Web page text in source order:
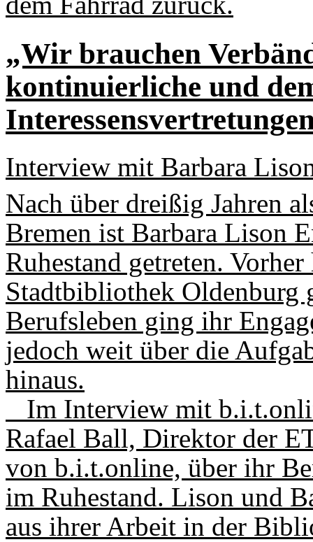
„Wir brauchen
kontinuierliche und
Interview mit Barbara
Nach über dreißig Jahren
Bremen ist Barbara Lison
Ruhestand getreten.
Stadtbibliothek Oldenburg
Berufsleben ging ihr
jedoch weit über die
hinaus.
Im Interview mit
Rafael Ball, Direktor der
von b.i.t.online, über ihr
im Ruhestand. Lison und
aus ihrer Arbeit in der